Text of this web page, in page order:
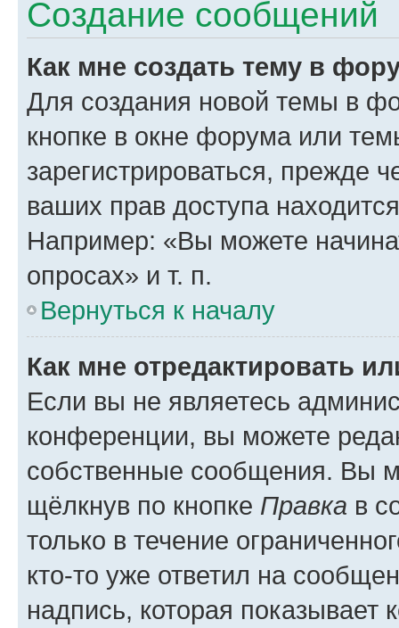
Создание сообщений
Как мне создать тему в
Для создания новой темы в
кнопке в окне форума или
зарегистрироваться, прежде
ваших прав доступа
Например: «Вы можете
опросах» и т. п.
Вернуться к началу
Как мне отредактировать
Если вы не являетесь
конференции, вы можете
собственные сообщения. Вы
щёлкнув по кнопке Правка в
только в течение
кто-то уже ответил на
надпись, которая показывает